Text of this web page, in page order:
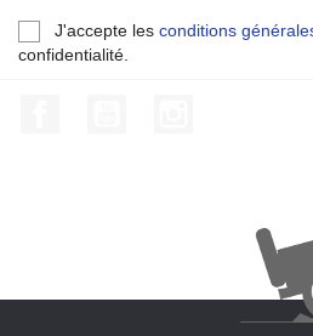
J'accepte les conditions
confidentialité.